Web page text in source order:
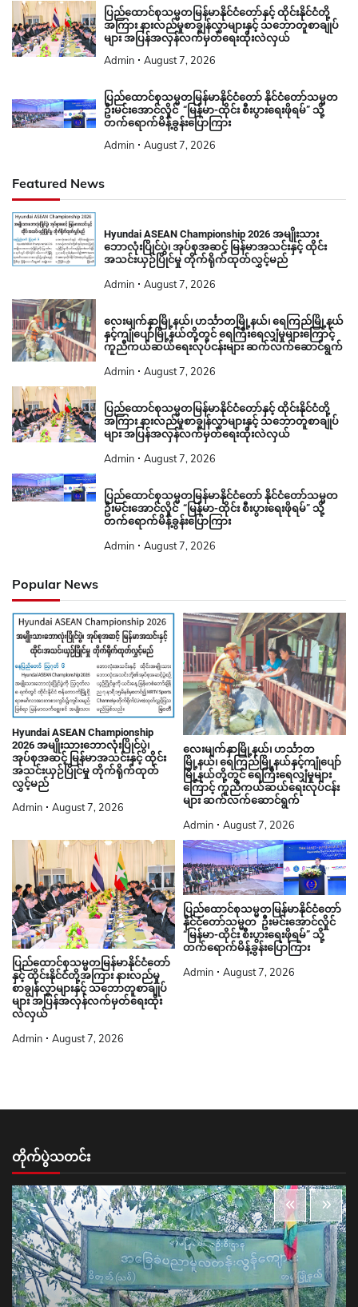
ပြည်ထောင်စုသမ္မတမြန်မာနိုင်ငံတော်နှင့် ထိုင်းနိုင်ငံတို့
အကြား နားလည်မှုစာချွန်လွှာများနှင့် သဘောတူစာချုပ်
များ အပြန်အလှန်လက်မှတ်ရေးထိုးလဲလှယ်
Admin August 7, 2026
ပြည်ထောင်စုသမ္မတမြန်မာနိုင်ငံတော် နိုင်ငံတော်သမ္မတ
ဦးမင်းအောင်လှိုင် “မြန်မာ-ထိုင်း စီးပွားရေးဖိုရမ်” သို့
တက်ရောက်မိန့်ခွန်းပြောကြား
Admin August 7, 2026
Featured News
Hyundai ASEAN Championship 2026 အမျိုးသား
ဘောလုံးပြိုင်ပွဲ၊ အုပ်စုအဆင့် မြန်မာအသင်းနှင့် ထိုင်း
အသင်းယှဉ်ပြိုင်မှု တိုက်ရိုက်ထုတ်လွှင့်မည်
Admin August 7, 2026
လေးမျက်နှာမြို့နယ်၊ ဟင်္သာတမြို့နယ်၊ ရေကြည်မြို့နယ်
နှင့်ကျုံပျော်မြို့နယ်တို့တွင် ရေကြီးရေလျှံမှုများကြောင့်
ကူညီကယ်ဆယ်ရေးလုပ်ငန်းများ ဆက်လက်ဆောင်ရွက်
Admin August 7, 2026
ပြည်ထောင်စုသမ္မတမြန်မာနိုင်ငံတော်နှင့် ထိုင်းနိုင်ငံတို့
အကြား နားလည်မှုစာချွန်လွှာများနှင့် သဘောတူစာချုပ်
များ အပြန်အလှန်လက်မှတ်ရေးထိုးလဲလှယ်
Admin August 7, 2026
ပြည်ထောင်စုသမ္မတမြန်မာနိုင်ငံတော် နိုင်ငံတော်သမ္မတ
ဦးမင်းအောင်လှိုင် “မြန်မာ-ထိုင်း စီးပွားရေးဖိုရမ်” သို့
တက်ရောက်မိန့်ခွန်းပြောကြား
Admin August 7, 2026
Popular News
Hyundai ASEAN Championship
2026 အမျိုးသားဘောလုံးပြိုင်ပွဲ၊
အုပ်စုအဆင့် မြန်မာအသင်းနှင့် ထိုင်း
အသင်းယှဉ်ပြိုင်မှု တိုက်ရိုက်ထုတ်
လွှင့်မည်
Admin August 7, 2026
လေးမျက်နှာမြို့နယ်၊ ဟင်္သာတ
မြို့နယ်၊ ရေကြည်မြို့နယ်နှင့်ကျုံပျော်
မြို့နယ်တို့တွင် ရေကြီးရေလျှံမှုများ
ကြောင့် ကူညီကယ်ဆယ်ရေးလုပ်ငန်း
များ ဆက်လက်ဆောင်ရွက်
Admin August 7, 2026
ပြည်ထောင်စုသမ္မတမြန်မာနိုင်ငံတော်
နှင့် ထိုင်းနိုင်ငံတို့အကြား နားလည်မှု
စာချွန်လွှာများနှင့် သဘောတူစာချုပ်
များ အပြန်အလှန်လက်မှတ်ရေးထိုး
လဲလှယ်
Admin August 7, 2026
ပြည်ထောင်စုသမ္မတမြန်မာနိုင်ငံတော်
နိုင်ငံတော်သမ္မတ ဦးမင်းအောင်လှိုင်
“မြန်မာ-ထိုင်း စီးပွားရေးဖိုရမ်” သို့
တက်ရောက်မိန့်ခွန်းပြောကြား
Admin August 7, 2026
တိုက်ပွဲသတင်း